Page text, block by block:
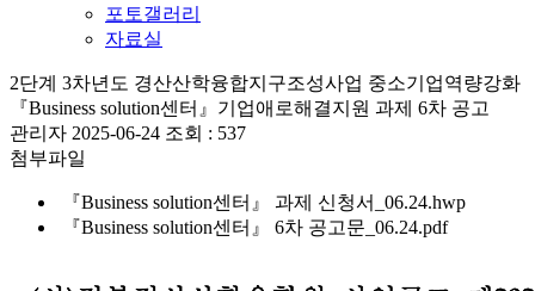
포토갤러리
자료실
2단계 3차년도 경산산학융합지구조성사업 중소기업역량강화
『Business solution센터』기업애로해결지원 과제 6차 공고
관리자 2025-06-24 조회 : 537
첨부파일
『Business solution센터』 과제 신청서_06.24.hwp
『Business solution센터』 6차 공고문_06.24.pdf